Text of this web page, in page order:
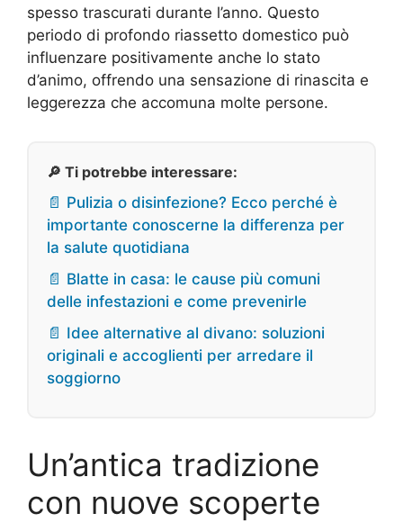
spesso trascurati durante l’anno. Questo
periodo di profondo riassetto domestico può
influenzare positivamente anche lo stato
d’animo, offrendo una sensazione di rinascita e
leggerezza che accomuna molte persone.
🔎 Ti potrebbe interessare:
📄 Pulizia o disinfezione? Ecco perché è
importante conoscerne la differenza per
la salute quotidiana
📄 Blatte in casa: le cause più comuni
delle infestazioni e come prevenirle
📄 Idee alternative al divano: soluzioni
originali e accoglienti per arredare il
soggiorno
Un’antica tradizione
con nuove scoperte